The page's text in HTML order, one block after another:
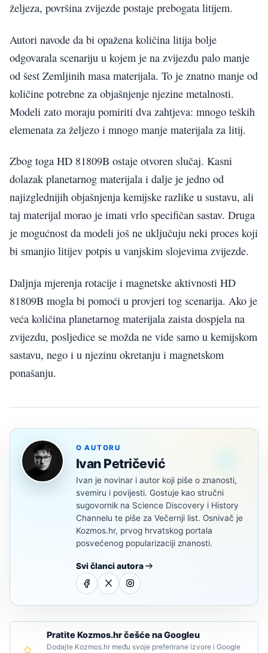
željeza, površina zvijezde postaje prebogata litijem.
Autori navode da bi opažena količina litija bolje
odgovarala scenariju u kojem je na zvijezdu palo manje
od šest Zemljinih masa materijala. To je znatno manje od
količine potrebne za objašnjenje njezine metalnosti.
Modeli zato moraju pomiriti dva zahtjeva: mnogo teških
elemenata za željezo i mnogo manje materijala za litij.
Zbog toga HD 81809B ostaje otvoren slučaj. Kasni
dolazak planetarnog materijala i dalje je jedno od
najizglednijih objašnjenja kemijske razlike u sustavu, ali
taj materijal morao je imati vrlo specifičan sastav. Druga
je mogućnost da modeli još ne uključuju neki proces koji
bi smanjio litijev potpis u vanjskim slojevima zvijezde.
Daljnja mjerenja rotacije i magnetske aktivnosti HD
81809B mogla bi pomoći u provjeri tog scenarija. Ako je
veća količina planetarnog materijala zaista dospjela na
zvijezdu, posljedice se možda ne vide samo u kemijskom
sastavu, nego i u njezinu okretanju i magnetskom
ponašanju.
O AUTORU
Ivan Petričević
Ivan je novinar i autor koji piše o znanosti,
svemiru i povijesti. Gostuje kao stručni
sugovornik na Science Discovery i History
Channelu te piše za Večernji list. Osnivač je
Kozmos.hr, prvog hrvatskog portala
posvećenog popularizaciji znanosti.
Svi članci autora
Pratite Kozmos.hr češće na Googleu
Dodajte Kozmos.hr među svoje preferirane izvore i Google